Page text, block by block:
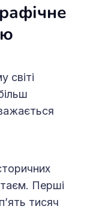
світі
Перші
тисяч